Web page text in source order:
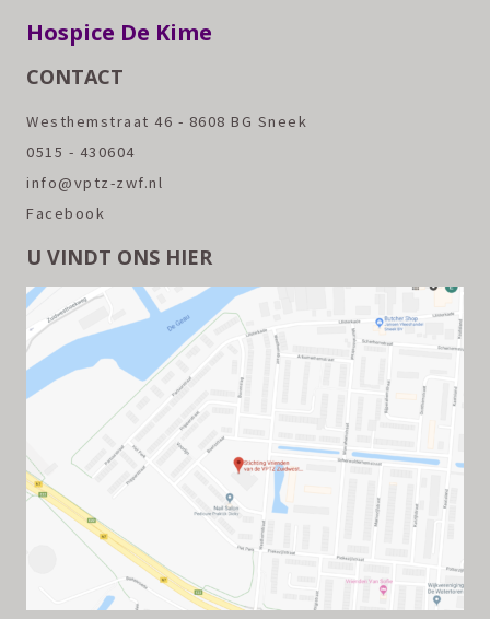
Hospice De Kime
CONTACT
Westhemstraat 46 - 8608 BG Sneek
0515 - 430604
info@vptz-zwf.nl
Facebook
U VINDT ONS HIER